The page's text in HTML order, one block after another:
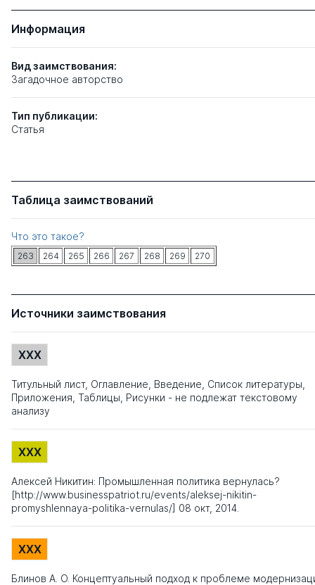
Информация
Вид заимствования:
Загадочное авторство
Тип публикации:
Статья
Таблица заимствований
Что это такое?
263 264 265 266 267 268 269 270
Источники заимствования
XXX
Титульный лист, Оглавление, Введение, Список литературы,
Приложения, Таблицы, Рисунки - не подлежат текстовому
анализу
XXX
Алексей Никитин: Промышленная политика вернулась?
[http://www.businesspatriot.ru/events/aleksej-nikitin-
promyshlennaya-politika-vernulas/] 08 окт, 2014.
XXX
Блинов А. О. Концептуальный подход к проблеме